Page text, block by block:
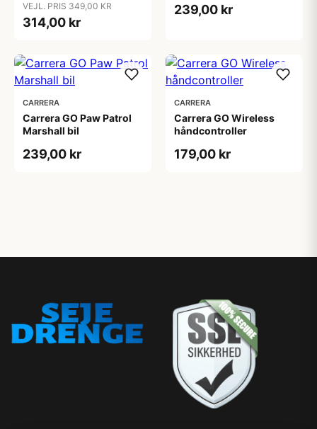
VEJL. PRIS 349,00 KR
314,00 kr
239,00 kr
CARRERA
Carrera GO Paw Patrol
Marshall bil
239,00 kr
CARRERA
Carrera GO Wireless
håndcontroller
179,00 kr